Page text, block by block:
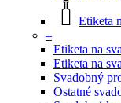
Etiketa
–
Etiketa na
Etiketa na
Svadobný
Ostatné